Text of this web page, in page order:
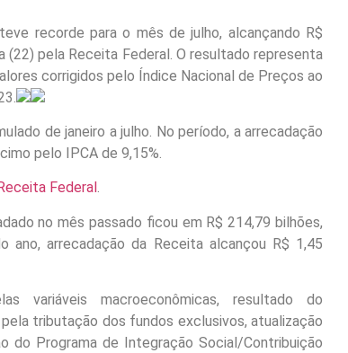
recorde para o mês de julho, alcançando R$
pela Receita Federal. O resultado representa
corrigidos pelo Índice Nacional de Preços ao
de janeiro a julho. No período, a arrecadação
pelo IPCA de 9,15%.
Federal .
no mês passado ficou em R$ 214,79 bilhões,
ano, arrecadação da Receita alcançou R$ 1,45
variáveis macroeconômicas, resultado do
tributação dos fundos exclusivos, atualização
Programa de Integração Social/Contribuição